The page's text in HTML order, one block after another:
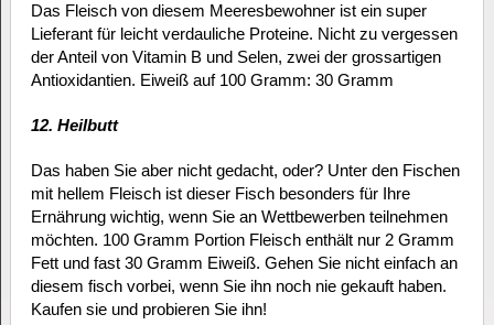
Das Fleisch von diesem Meeresbewohner ist ein super
Lieferant für leicht verdauliche Proteine. Nicht zu vergessen
der Anteil von Vitamin B und Selen, zwei der grossartigen
Antioxidantien. Eiweiß auf 100 Gramm: 30 Gramm
12. Heilbutt
Das haben Sie aber nicht gedacht, oder? Unter den Fischen
mit hellem Fleisch ist dieser Fisch besonders für Ihre
Ernährung wichtig, wenn Sie an Wettbewerben teilnehmen
möchten. 100 Gramm Portion Fleisch enthält nur 2 Gramm
Fett und fast 30 Gramm Eiweiß. Gehen Sie nicht einfach an
diesem fisch vorbei, wenn Sie ihn noch nie gekauft haben.
Kaufen sie und probieren Sie ihn!